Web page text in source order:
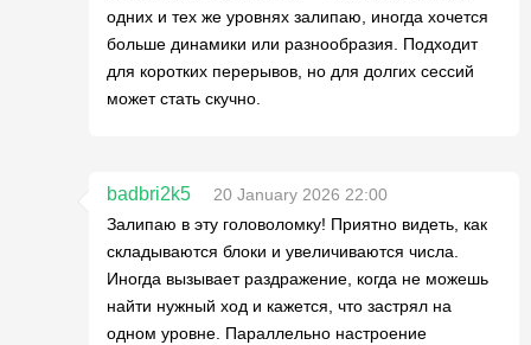
одних и тех же уровнях залипаю, иногда хочется
больше динамики или разнообразия. Подходит
для коротких перерывов, но для долгих сессий
может стать скучно.
badbri2k5
20 January 2026 22:00
Залипаю в эту головоломку! Приятно видеть, как
складываются блоки и увеличиваются числа.
Иногда вызывает раздражение, когда не можешь
найти нужный ход и кажется, что застрял на
одном уровне. Параллельно настроение